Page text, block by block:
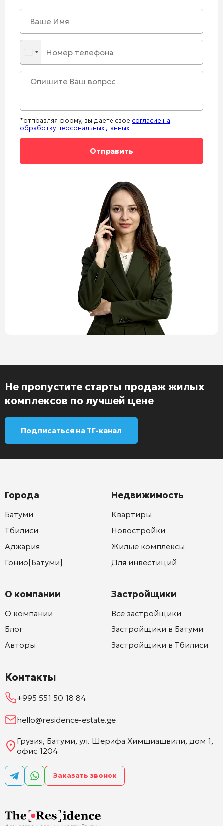
*отправляя форму, вы даете свое согласие на
обработку персональных данных
Не пропустите старты продаж жилых
комплексов по лучшей цене
Подписаться на ТГ-канал
Города
Батуми
Тбилиси
Аджария
Гонио[Батуми]
О компании
О компании
Блог
Авторы
Недвижимость
Квартиры
Новостройки
Жилые комплексы
Для инвестиций
Застройщики
Все застройщики
Застройщики в Батуми
Застройщики в Тбилиси
Контакты
+995 551 50 18 84
hello@residence-estate.ge
Грузия, Батуми, ул. Шерифа Химшиашвили, дом 1,
офис 1204
Заказать звонок